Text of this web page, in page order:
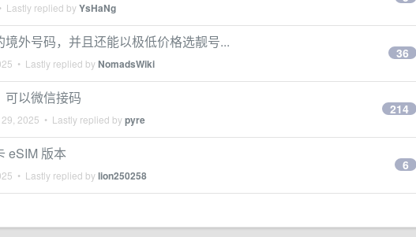
• Lastly replied byYsHaNg
外号码，并且还能以极低价格选靓号...
• Lastly replied byNomadsWiki
36
可以微信接码
2025 • Lastly replied bypyre
214
eSIM 版本
• Lastly replied bylion250258
6